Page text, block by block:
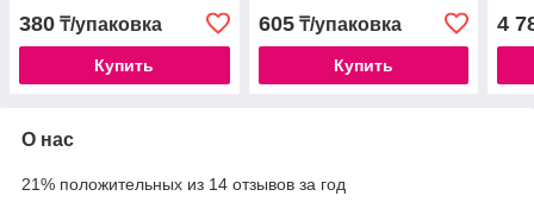
380 ₸/упаковка
Купить
605₸/упаковка
Купить
4
О нас
21% положительных из 14 отзывов за год